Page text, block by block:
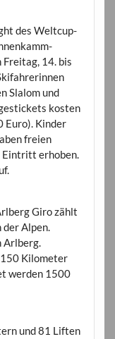
des Weltcup-
Freitag, 14. bis
Slalom und
kosten
Euro). Kinder
freien
erhoben.
Giro zählt
der Alpen.
Arlberg.
Kilometer
werden 1500
und 81 Liften